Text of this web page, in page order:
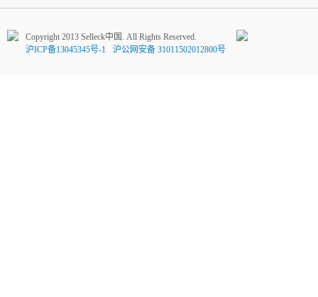
Copyright 2013 Selleck中国. All Rights Reserved.
沪ICP备13045345号-1
沪公网安备 31011502012800号